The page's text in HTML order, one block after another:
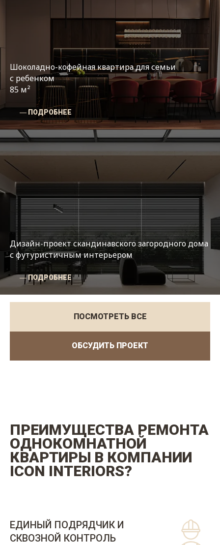
Шоколадно-кофейная квартира для семьи
с ребенком
85 м²
― ПОДРОБНЕЕ
Дизайн-проект скандинавского загородного дома
с футуристичным интерьером
― ПОДРОБНЕЕ
ПОСМОТРЕТЬ ВСЕ
ОБСУДИТЬ ПРОЕКТ
ПРЕИМУЩЕСТВА РЕМОНТА
ОДНОКОМНАТНОЙ
КВАРТИРЫ В КОМПАНИИ
ICON INTERIORS?
ЕДИНЫЙ ПОДРЯДЧИК И
СКВОЗНОЙ КОНТРОЛЬ